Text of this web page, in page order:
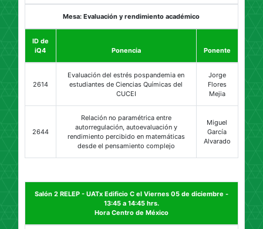
Mesa: Evaluación y rendimiento académico
ID de
iQ4
Ponencia Ponente
2614
Evaluación del estrés pospandemia en
estudiantes de Ciencias Químicas del
CUCEI
Jorge
Flores
Mejia
2644
Relación no paramétrica entre
autorregulación, autoevaluación y
rendimiento percibido en matemáticas
desde el pensamiento complejo
Miguel
García
Alvarado
Salón 2 RELEP - UATx Edificio C el Viernes 05 de diciembre -
13:45 a 14:45 hrs.
Hora Centro de México